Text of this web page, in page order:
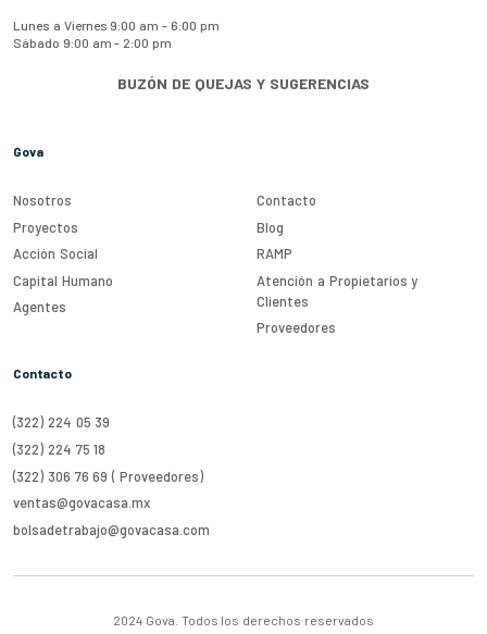
Lunes a Viernes 9:00 am - 6:00 pm
Sábado 9:00 am - 2:00 pm
BUZÓN DE QUEJAS Y SUGERENCIAS
Gova
Nosotros
Proyectos
Acción Social
Capital Humano
Agentes
Contacto
Blog
RAMP
Atención a Propietarios y
Clientes
Proveedores
Contacto
(322) 224 05 39
(322) 224 75 18
(322) 306 76 69 (Proveedores)
ventas@govacasa.mx
bolsadetrabajo@govacasa.com
2024 Gova. Todos los derechos reservados